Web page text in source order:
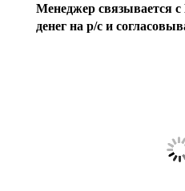
Менеджер связывается
денег на р/с и